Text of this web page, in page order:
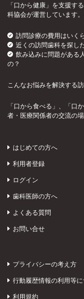
「口から健康」を支援
科協会が運営しています。
訪問診療の費用はいく
近くの訪問歯科を探し
飲み込みに問題がある
の？
こんなお悩みを解決する
「口から食べる」、「口
者・医療関係者の交流の
はじめての方へ
利用者登録
ログイン
歯科医師の方へ
よくある質問
お問い合せ
プライバシーの考え方
行動履歴情報の利用等
利用規約